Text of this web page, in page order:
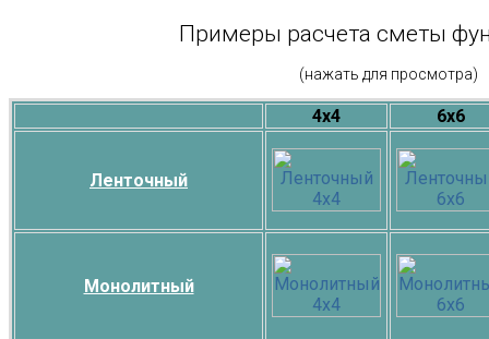
Примеры расчета сметы
(нажать для просмотра)
4х4 6х6
Ленточный
Монолитный